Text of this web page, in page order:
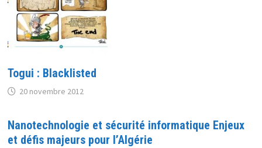
Togui : Blacklisted
20 novembre 2012
Nanotechnologie et sécurité informatique Enjeux
et défis majeurs pour l’Algérie